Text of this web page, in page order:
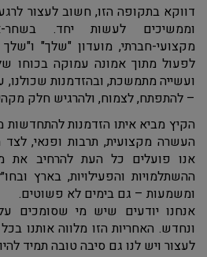
דווקא בתקופה הזו, חשוב לעצור
וממשיכים לעשות יחד. בשחר-
מקצועי-חברתי, מועדון "שלך"
לפעול מתוך אמונה עמוקה בכוחו
ועשייה מתמשכת, ובהזדמנות שכולנו,
– להתפתח, לצמוח, ולהרגיש חלק
הקיץ מביא איתו הזדמנות
העשרה מקצועית, תרבות ופנאי, לצד
אנו פועלים כל העת להרחיב את
ההשתלמויות והפעילויות, בארץ
ומשמעות – גם בימים לא פשוטים.
אנחנו יודעים שיש מי שסומכים
ונחדש. האחריות הזו מלווה אותנו
לעצור ויש לנו גם סיבה טובה תמיד